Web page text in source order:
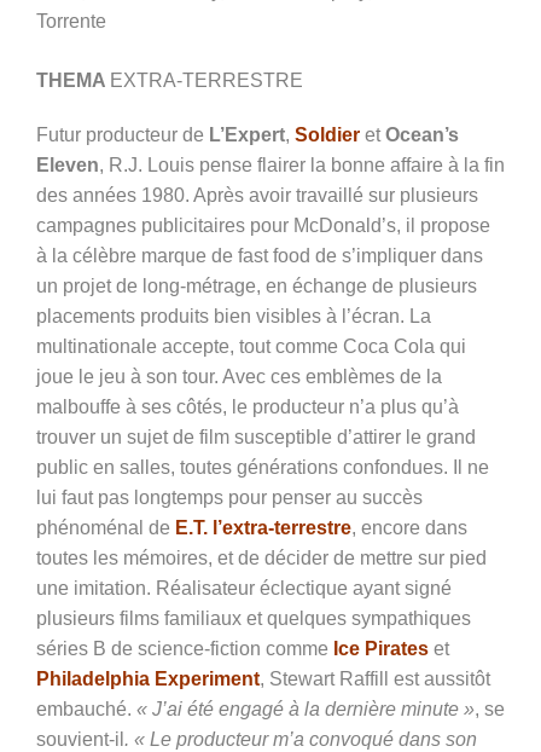
Torrente
THEMA EXTRA-TERRESTRE
Futur producteur de L’Expert, Soldier etOcean’s
Eleven, R.J. Louis pense flairer la bonne affaire à la fin
des années 1980. Après avoir travaillé sur plusieurs
campagnes publicitaires pour McDonald’s, il propose
à la célèbre marque de fast food de s’impliquer dans
un projet de long-métrage, en échange de plusieurs
placements produits bien visibles à l’écran. La
multinationale accepte, tout comme Coca Cola qui
joue le jeu à son tour. Avec ces emblèmes de la
malbouffe à ses côtés, le producteur n’a plus qu’à
trouver un sujet de film susceptible d’attirer le grand
public en salles, toutes générations confondues. Il ne
lui faut pas longtemps pour penser au succès
phénoménal de E.T. l’extra-terrestre, encore dans
toutes les mémoires, et de décider de mettre sur pied
une imitation. Réalisateur éclectique ayant signé
plusieurs films familiaux et quelques sympathiques
séries B de science-fiction comme Ice Pirates et
Philadelphia Experiment, Stewart Raffill est aussitôt
embauché. « J’ai été engagé à la dernière minute », se
souvient-il . « Le producteur m’a convoqué dans son